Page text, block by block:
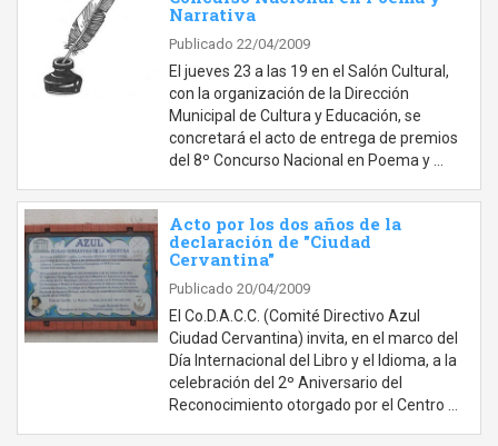
Narrativa
Publicado 22/04/2009
El jueves 23 a las 19 en el Salón Cultural,
con la organización de la Dirección
Municipal de Cultura y Educación, se
concretará el acto de entrega de premios
del 8º Concurso Nacional en Poema y …
Acto por los dos años de la
declaración de "Ciudad
Cervantina"
Publicado 20/04/2009
El Co.D.A.C.C. (Comité Directivo Azul
Ciudad Cervantina) invita, en el marco del
Día Internacional del Libro y el Idioma, a la
celebración del 2º Aniversario del
Reconocimiento otorgado por el Centro …